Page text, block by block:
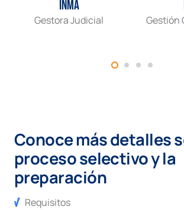
Inma
Gestora Judicial Gestión
Conoce más detalles
proceso selectivo y la
preparación
Requisitos